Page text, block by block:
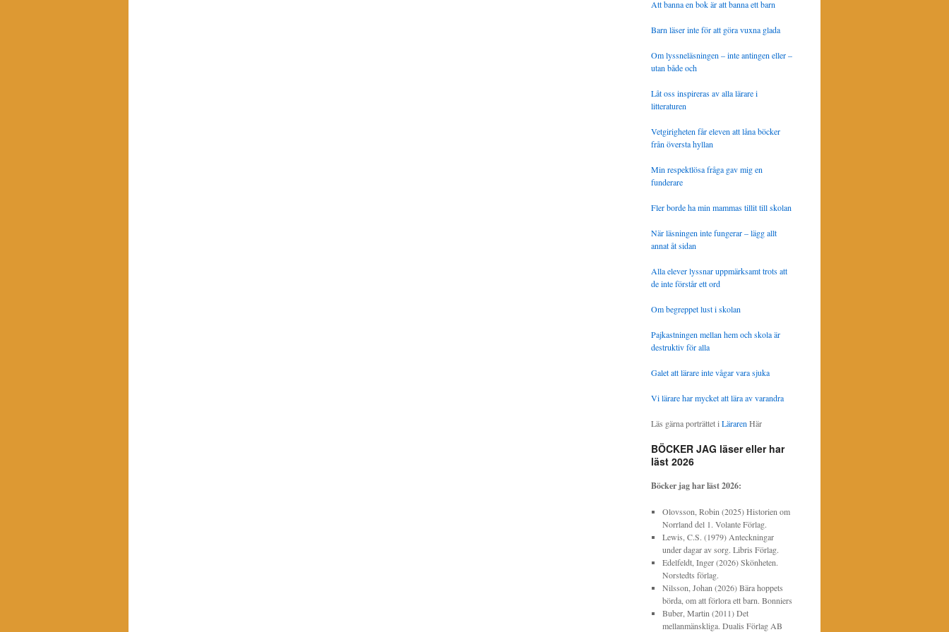
Att banna en bok är att banna ett barn
Barn läser inte för att göra vuxna glada
Om lyssneläsningen – inte antingen eller –
utan både och
Låt oss inspireras av alla lärare i
litteraturen
Vetgirigheten får eleven att låna böcker
från översta hyllan
Min respektlösa fråga gav mig en
funderare
Fler borde ha min mammas tillit till skolan
När läsningen inte fungerar – lägg allt
annat åt sidan
Alla elever lyssnar uppmärksamt trots att
de inte förstår ett ord
Om begreppet lust i skolan
Pajkastningen mellan hem och skola är
destruktiv för alla
Galet att lärare inte vågar vara sjuka
Vi lärare har mycket att lära av varandra
Läs gärna porträttet i Läraren Här
BÖCKER JAG läser eller har
läst 2026
Böcker jag har läst2026:
Olovsson, Robin (2025) Historien om
Norrland del 1. Volante Förlag.
Lewis, C.S. (1979) Anteckningar
under dagar av sorg. Libris Förlag.
Edelfeldt, Inger (2026) Skönheten.
Norstedts förlag.
Nilsson, Johan (2026) Bära hoppets
börda, om att förlora ett barn. Bonniers
Buber, Martin (2011) Det
mellanmänskliga. Dualis Förlag AB